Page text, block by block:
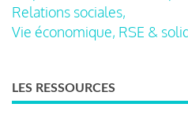
Relations sociales,
Vie économique, RSE &
LES RESSOURCES